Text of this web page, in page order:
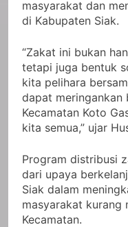
masyarakat dan
di Kabupaten Siak.
“Zakat ini bukan
tetapi juga bentuk
kita pelihara
dapat meringankan
Kecamatan Koto
kita semua,” ujar
Program distribusi
dari upaya
Siak dalam
masyarakat kurang
Kecamatan.